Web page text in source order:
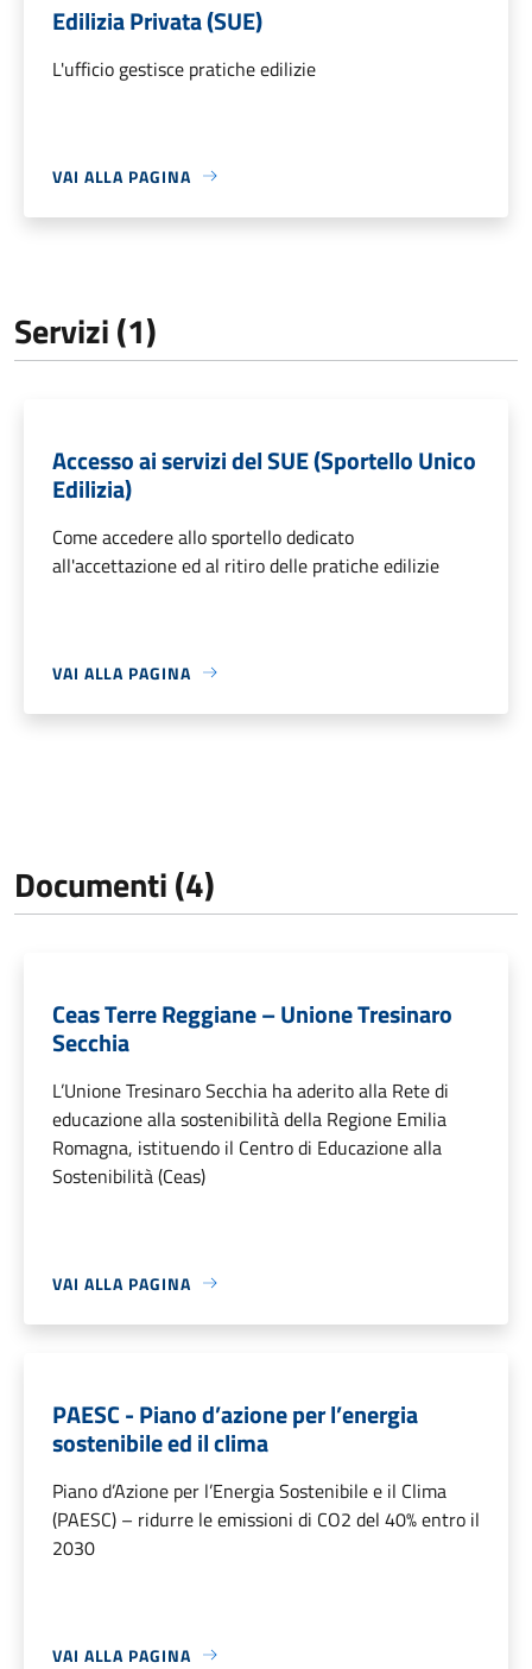
Edilizia Privata (SUE)
L'ufficio gestisce pratiche edilizie
VAI ALLA PAGINA
Servizi (1)
Accesso ai servizi del SUE (Sportello Unico
Edilizia)
Come accedere allo sportello dedicato
all'accettazione ed al ritiro delle pratiche edilizie
VAI ALLA PAGINA
Documenti (4)
Ceas Terre Reggiane – Unione Tresinaro
Secchia
L’Unione Tresinaro Secchia ha aderito alla Rete di
educazione alla sostenibilità della Regione Emilia
Romagna, istituendo il Centro di Educazione alla
Sostenibilità (Ceas)
VAI ALLA PAGINA
PAESC - Piano d’azione per l’energia
sostenibile ed il clima
Piano d’Azione per l’Energia Sostenibile e il Clima
(PAESC) – ridurre le emissioni di CO2 del 40% entro il
2030
VAI ALLA PAGINA